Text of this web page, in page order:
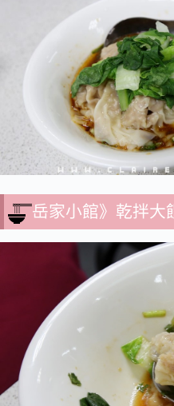
岳家小館》乾拌大